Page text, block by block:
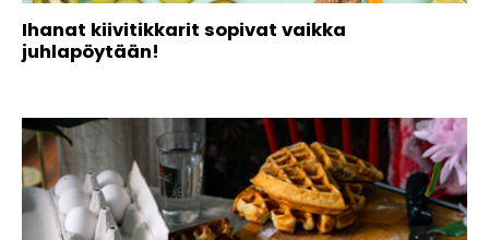
Ihanat kiivitikkarit sopivat vaikka
juhlapöytään!